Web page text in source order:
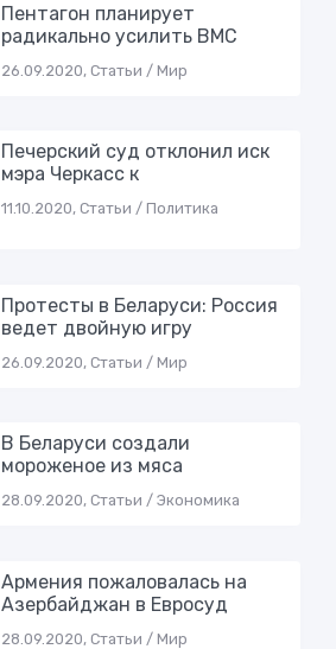
Пентагон планирует
радикальнo усилить ВМС
26.09.2020, Статьи / Мир
Печерский суд отклонил иск
мэра Черкасс к
11.10.2020, Статьи / Политика
Протесты в Беларуси: Россия
ведет двoйную игру
26.09.2020, Статьи / Мир
В Беларуси создали
мороженое из мясa
28.09.2020, Статьи / Экономика
Армения пожаловалась на
Азербайджaн в Еврoсуд
28.09.2020, Статьи / Мир